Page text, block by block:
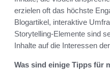
erzielen oft das höchste
Blogartikel, interaktive
Storytelling-Elemente sind
Inhalte auf die Interessen
Was sind einige Tipps für